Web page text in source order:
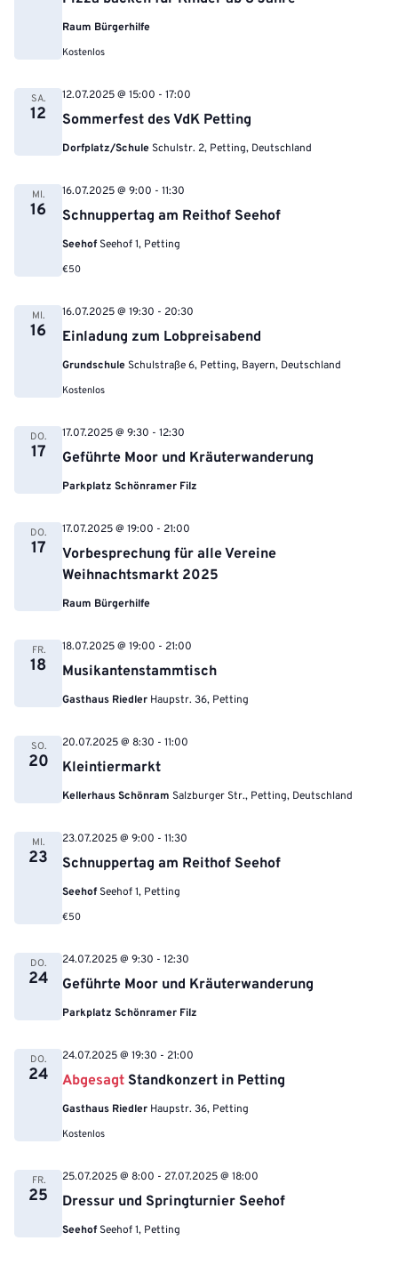
Raum Bürgerhilfe
Kostenlos
SA.
12 Sommerfest des VdK Petting
12.07.2025 @ 15:00 - 17:00
Dorfplatz/Schule Schulstr. 2, Petting, Deutschland
MI.
16 Schnuppertag am Reithof Seehof
16.07.2025 @ 9:00 - 11:30
SeehofSeehof 1, Petting
€50
MI.
16 Einladung zum Lobpreisabend
16.07.2025 @ 19:30 - 20:30
Grundschule Schulstraße 6, Petting, Bayern, Deutschland
Kostenlos
DO.
17 Geführte Moor und Kräuterwanderung
17.07.2025 @ 9:30 - 12:30
Parkplatz Schönramer Filz
DO.
17
Vorbesprechung für alle Vereine
Weihnachtsmarkt 2025
17.07.2025 @ 19:00 - 21:00
Raum Bürgerhilfe
FR.
18 Musikantenstammtisch
18.07.2025 @ 19:00 - 21:00
Gasthaus Riedler Haupstr. 36, Petting
SO.
20 Kleintiermarkt
20.07.2025 @ 8:30 - 11:00
Kellerhaus Schönram Salzburger Str., Petting, Deutschland
MI.
23 Schnuppertag am Reithof Seehof
23.07.2025 @ 9:00 - 11:30
SeehofSeehof 1, Petting
€50
DO.
24 Geführte Moor und Kräuterwanderung
24.07.2025 @ 9:30 - 12:30
Parkplatz Schönramer Filz
DO.
24 Abgesagt Standkonzert in Petting
24.07.2025 @ 19:30 - 21:00
Gasthaus Riedler Haupstr. 36, Petting
Kostenlos
FR.
25 Dressur und Springturnier Seehof
25.07.2025 @ 8:00 - 27.07.2025 @ 18:00
SeehofSeehof 1, Petting